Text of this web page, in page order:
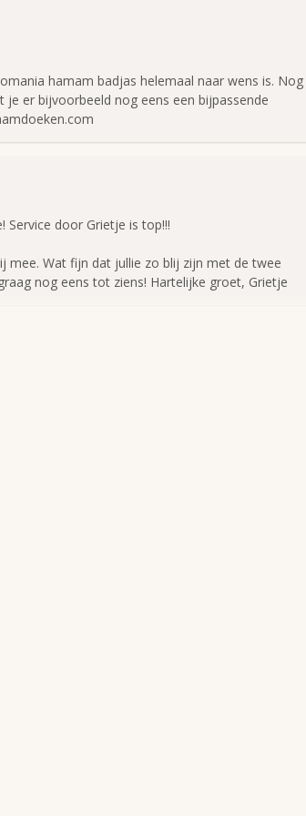
de voorkeur, liggend of aan kledinghanger
hamam badjas helemaal naar wens is. Nog
er bijvoorbeeld nog eens een bijpassende
door Grietje is top!!!
mee. Wat fijn dat jullie zo blij zijn met de twee
nog eens tot ziens! Hartelijke groet, Grietje